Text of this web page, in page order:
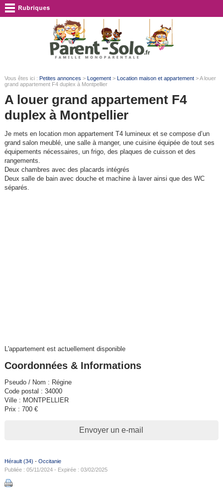
Vous êtes ici : Petites annonces > Logement> Location maison et appartement> A louer
grand appartement F4 duplex à Montpellier
A louer grand appartement F4
duplex à Montpellier
Je mets en location mon appartement T4 lumineux et se compose d’un
grand salon meublé, une salle à manger, une cuisine équipée de tout ses
équipements nécessaires, un frigo, des plaques de cuisson et des
rangements.
Deux chambres avec des placards intégrés
Deux salle de bain avec douche et machine à laver ainsi que des WC
séparés.
L'appartement est actuellement disponible
Coordonnées & Informations
Pseudo / Nom : Régine
Code postal : 34000
Ville : MONTPELLIER
Prix : 700 €
Envoyer un e-mail
Hérault (34) - Occitanie
Publiée : 05/11/2024 - Expirée : 03/02/2025